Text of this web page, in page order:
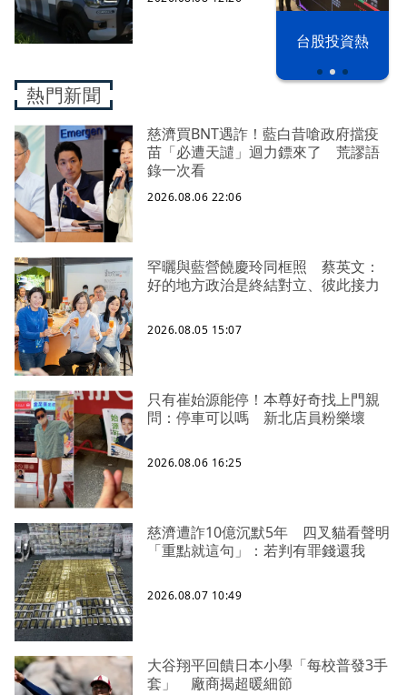
台股投資熱
熱門新聞
慈濟買BNT遇詐！藍白昔嗆政府擋疫
苗「必遭天譴」迴力鏢來了 荒謬語
錄一次看
2026.08.06 22:06
罕曬與藍營饒慶玲同框照 蔡英文：
好的地方政治是終結對立、彼此接力
2026.08.05 15:07
只有崔始源能停！本尊好奇找上門親
問：停車可以嗎 新北店員粉樂壞
2026.08.06 16:25
慈濟遭詐10億沉默5年 四叉貓看聲明
「重點就這句」：若判有罪錢還我
2026.08.07 10:49
大谷翔平回饋日本小學「每校普發3手
套」 廠商揭超暖細節